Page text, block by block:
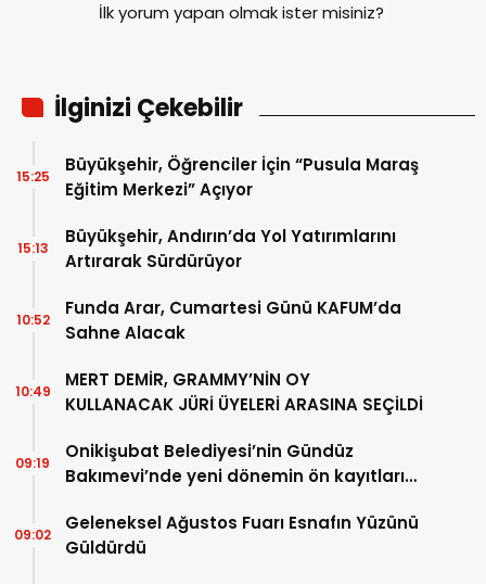
İlk yorum yapan olmak ister misiniz?
İlginizi Çekebilir
Büyükşehir, Öğrenciler İçin “Pusula Maraş
Eğitim Merkezi” Açıyor
15:25
Büyükşehir, Andırın’da Yol Yatırımlarını
Artırarak Sürdürüyor
15:13
Funda Arar, Cumartesi Günü KAFUM’da
Sahne Alacak
10:52
MERT DEMİR, GRAMMY’NİN OY
KULLANACAK JÜRİ ÜYELERİ ARASINA SEÇİLDİ
10:49
Onikişubat Belediyesi’nin Gündüz
Bakımevi’nde yeni dönemin ön kayıtları
09:19
Geleneksel Ağustos Fuarı Esnafın Yüzünü
Güldürdü
09:02